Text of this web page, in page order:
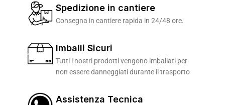
Spedizione in cantiere
Consegna in cantiere rapida in 24/48 ore.
Imballi Sicuri
Tutti i nostri prodotti vengono imballati per
non essere danneggiati durante il trasporto
Assistenza Tecnica